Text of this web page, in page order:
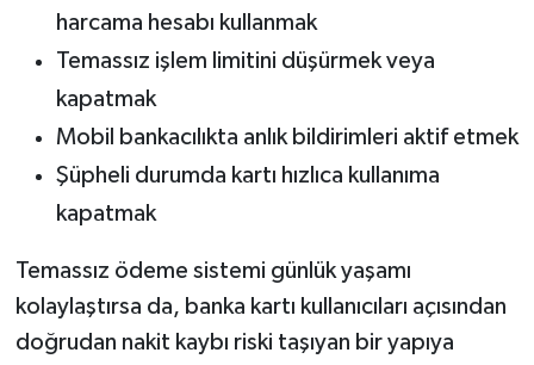
harcama hesabı kullanmak
Temassız işlem limitini düşürmek veya
kapatmak
Mobil bankacılıkta anlık bildirimleri aktif etmek
Şüpheli durumda kartı hızlıca kullanıma
kapatmak
Temassız ödeme sistemi günlük yaşamı
kolaylaştırsa da, banka kartı kullanıcıları açısından
doğrudan nakit kaybı riski taşıyan bir yapıya